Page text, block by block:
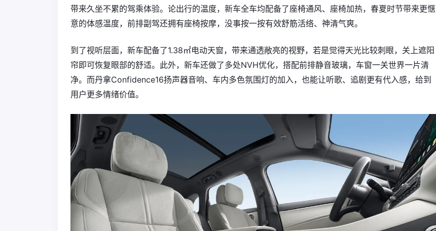
带来久坐不累的驾乘体验。论出行的温度，新车全车均配备了座椅通风、座椅加热，春夏时节带来更惬
意的体感温度，前排副驾还拥有座椅按摩，没事按一按有效舒筋活络、神清气爽。
到了视听层面，新车配备了1.38㎡电动天窗，带来通透敞亮的视野，若是觉得天光比较刺眼，关上遮阳
帘即可恢复眼部的舒适。此外，新车还做了多处NVH优化，搭配前排静音玻璃，车窗一关世界一片清
净。而丹拿Confidence16扬声器音响、车内多色氛围灯的加入，也能让听歌、追剧更有代入感，给到
用户更多情绪价值。